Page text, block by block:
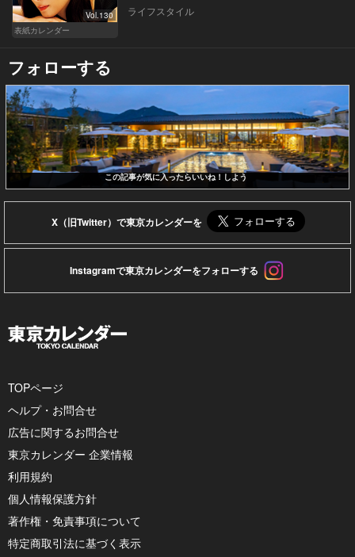
Vol.130
表紙カレンダー
ライフスタイル
フォローする
この記事が気に入ったらいいね！しよう
X（旧Twitter）で東京カレンダーを
Instagramで東京カレンダーをフォローする
TOPページ
ヘルプ・お問合せ
広告に関するお問合せ
東京カレンダー 企業情報
利用規約
個人情報保護方針
著作権・免責事項について
特定商取引法に基づく表示